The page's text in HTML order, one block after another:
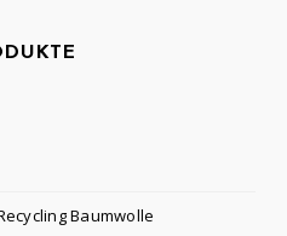
Baumwolle